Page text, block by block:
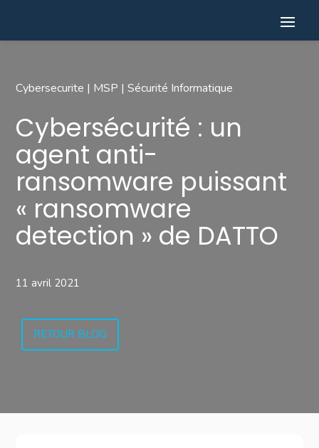
Cybersecurite | MSP |Sécurité Informatique
Cybersécurité : un
agent anti-
ransomware puissant
« ransomware
detection » de DATTO
11 avril 2021
RETOUR BLOG